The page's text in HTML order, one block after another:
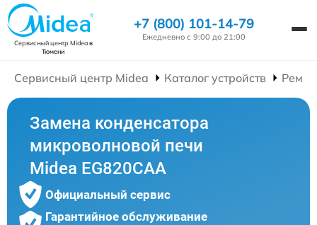
Сервисный центр Mideaв
Тюмени
+7 (800) 101-14-79
Ежедневно с 9:00 до 21:00
Сервисный центр Midea Каталог устройств
Замена конденсатора
микроволновой печи
Midea EG820CAA
Официальный сервис
Гарантийное обслуживание